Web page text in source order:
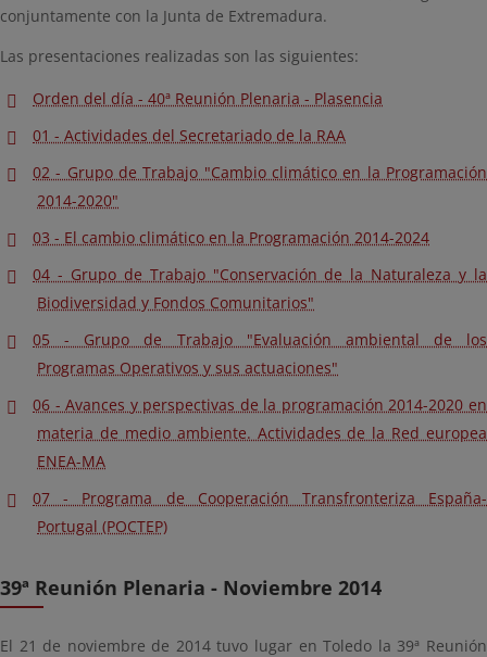
conjuntamente con la Junta de Extremadura.
Las presentaciones realizadas son las siguientes:
Orden del día - 40ª Reunión Plenaria - Plasencia
01 - Actividades del Secretariado de la RAA
02 - Grupo de Trabajo "Cambio climático en la Programación
2014-2020"
03 - El cambio climático en la Programación 2014-2024
04 - Grupo de Trabajo "Conservación de la Naturaleza y la
Biodiversidad y Fondos Comunitarios"
05 - Grupo de Trabajo "Evaluación ambiental de los
Programas Operativos y sus actuaciones"
06 - Avances y perspectivas de la programación 2014-2020 en
materia de medio ambiente. Actividades de la Red europea
ENEA-MA
07 - Programa de Cooperación Transfronteriza España-
Portugal (POCTEP)
39ª Reunión Plenaria - Noviembre 2014
El 21 de noviembre de 2014 tuvo lugar en Toledo la 39ª Reunión